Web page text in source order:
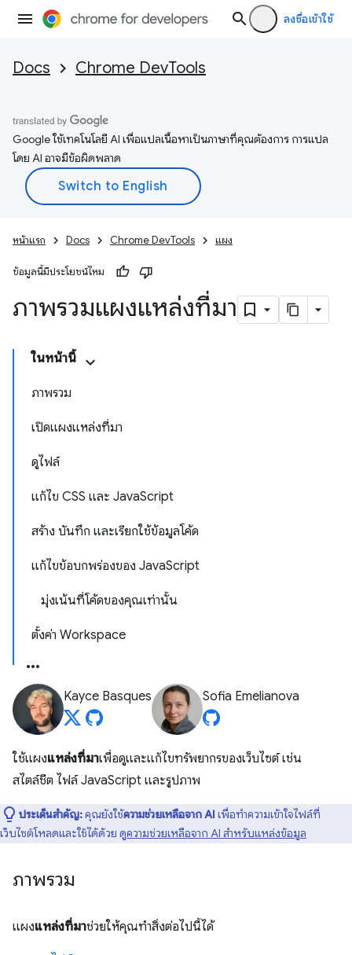
ลงชื่อเข้าใช้
Docs Chrome DevTools
Google ใช้เทคโนโลยี AI เพื่อแปลเนื้อหาเป็นภาษาที่คุณต้องการ การแปล
โดย AI อาจมีข้อผิดพลาด
หน้าแรก Docs Chrome DevTools แผง
ข้อมูลนี้มีประโยชน์ไหม
ภาพรวมแผงแหล่งที่มา
ในหน้านี้
ภาพรวม
เปิดแผงแหล่งที่มา
ดูไฟล์
แก้ไข CSS และ JavaScript
สร้าง บันทึก และเรียกใช้ข้อมูลโค้ด
แก้ไขข้อบกพร่องของ JavaScript
มุ่งเน้นที่โค้ดของคุณเท่านั้น
ตั้งค่า Workspace
Kayce Basques Sofia Emelianova
ใช้แผงแหล่งที่มาเพื่อดูและแก้ไขทรัพยากรของเว็บไซต์ เช่น
สไตล์ชีต ไฟล์ JavaScript และรูปภาพ
ประเด็นสำคัญ:คุณยังใช้ความช่วยเหลือจาก AI เพื่อทำความเข้าใจไฟล์ที่
เว็บไซต์โหลดและใช้ได้ด้วย ดูความช่วยเหลือจาก AI สำหรับแหล่งข้อมูล
ภาพรวม
แผงแหล่งที่มาช่วยให้คุณทำสิ่งต่อไปนี้ได้